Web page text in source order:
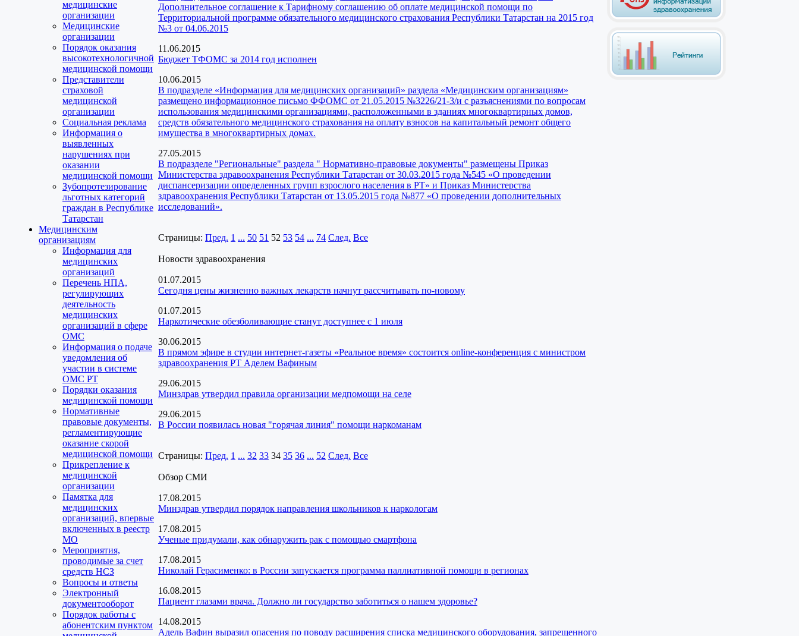
медицинские
организации
Медицинские
организации
Порядок оказания
высокотехнологичной
медицинской помощи
Представители
страховой
медицинской
организации
Социальная реклама
Информация о
выявленных
нарушениях при
оказании
медицинской помощи
Зубопротезирование
льготных категорий
граждан в Республике
Татарстан
Медицинским
организациям
Информация для
медицинских
организаций
Перечень НПА,
регулирующих
деятельность
медицинских
организаций в сфере
ОМС
Информация о подаче
уведомления об
участии в системе
ОМС РТ
Порядки оказания
медицинской помощи
Нормативные
правовые документы,
регламентирующие
оказание скорой
медицинской помощи
Прикрепление к
медицинской
организации
Памятка для
медицинских
организаций, впервые
включенных в реестр
МО
Мероприятия,
проводимые за счет
средств НСЗ
Вопросы и ответы
Электронный
документооборот
Порядок работы с
абонентским пунктом
Дополнительное соглашение к Тарифному соглашению об оплате медицинской помощи по
Территориальной программе обязательного медицинского страхования Республики Татарстан на 2015 год
№3 от 04.06.2015
11.06.2015
Бюджет ТФОМС за 2014 год исполнен
10.06.2015
В подразделе «Информация для медицинских организаций» раздела «Медицинским организациям»
размещено информационное письмо ФФОМС от 21.05.2015 №3226/21-3/и с разъяснениями по вопросам
использования медицинскими организациями, расположенными в зданиях многоквартирных домов,
средств обязательного медицинского страхования на оплату взносов на капитальный ремонт общего
имущества в многоквартирных домах.
27.05.2015
В подразделе "Региональные" раздела " Нормативно-правовые документы" размещены Приказ
Министерства здравоохранения Республики Татарстан от 30.03.2015 года №545 «О проведении
диспансеризации определенных групп взрослого населения в РТ» и Приказ Министерства
здравоохранения Республики Татарстан от 13.05.2015 года №877 «О проведении дополнительных
исследований».
Страницы: Пред. 1 ... 50 51 52 53 54 ... 74 След. Все
Новости здравоохранения
01.07.2015
Сегодня цены жизненно важных лекарств начнут рассчитывать по-новому
01.07.2015
Наркотические обезболивающие станут доступнее с 1 июля
30.06.2015
В прямом эфире в студии интернет-газеты «Реальное время» состоится оnline-конференция с министром
здравоохранения РТ Аделем Вафиным
29.06.2015
Минздрав утвердил правила организации медпомощи на селе
29.06.2015
В России появилась новая "горячая линия" помощи наркоманам
Страницы: Пред. 1 ... 32 33 34 35 36 ... 52 След. Все
Обзор СМИ
17.08.2015
Минздрав утвердил порядок направления школьников к наркологам
17.08.2015
Ученые придумали, как обнаружить рак с помощью смартфона
17.08.2015
Николай Герасименко: в России запускается программа паллиативной помощи в регионах
16.08.2015
Пациент глазами врача. Должно ли государство заботиться о нашем здоровье?
14.08.2015
Адель Вафин выразил опасения по поводу расширения списка медицинского оборудования, запрещенного